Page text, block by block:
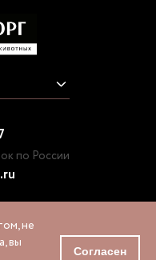
по России
не
вы
Согласен